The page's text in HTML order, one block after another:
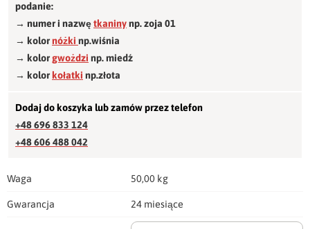
podanie:
→ numer i nazwętkaninynp. zoja 01
→ kolornóżki np.wiśnia
→ kolorgwożdzi np. miedź
→ kolorkołatki np.złota
Dodaj do koszyka lub zamów przez telefon
+48 696 833 124
+48 606 488 042
Waga 50,00 kg
Gwarancja 24 miesiące